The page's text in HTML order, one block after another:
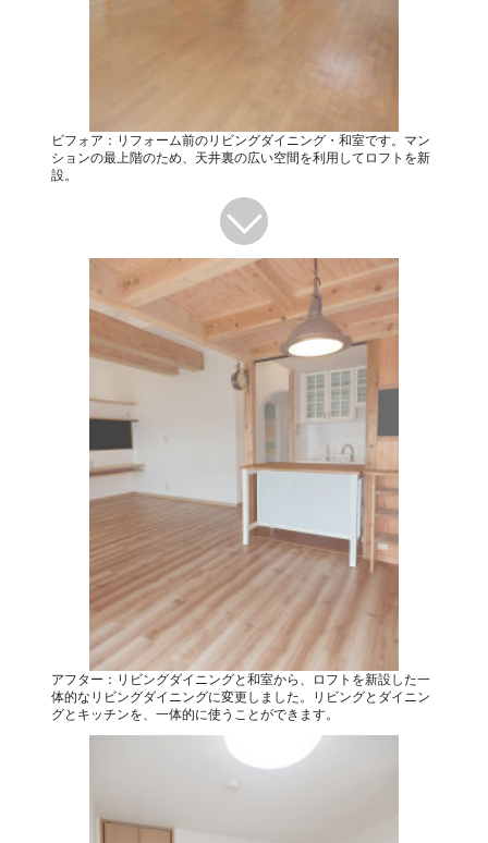
ビフォア：リフォーム前のリビングダイニング・和室です。マン
ションの最上階のため、天井裏の広い空間を利用してロフトを新
設。
アフター：リビングダイニングと和室から、ロフトを新設した一
体的なリビングダイニングに変更しました。リビングとダイニン
グとキッチンを、一体的に使うことができます。